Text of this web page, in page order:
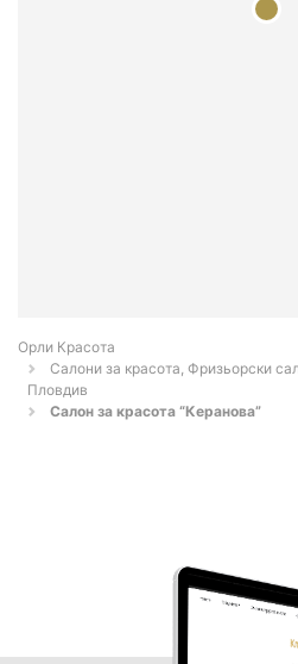
Орли Красота
Салони за красота, Фризьорски
Пловдив
Салон за красота “Керанова”